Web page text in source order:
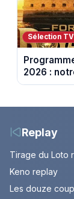
Sélection TV
2026 :
soirée télé
Replay
Tirage du Loto
Keno replay
Les douze